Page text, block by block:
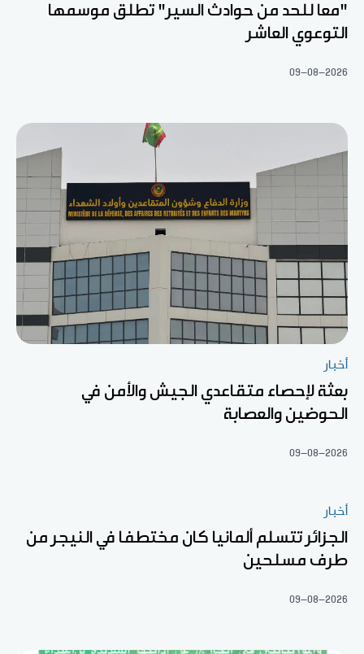
"معا للحد من حوادث السير" تطلق موسمها
التوعوي العاشر
09-08-2026
أخبار
بعثة لإحصاء متقاعدي الجيش والأمن في
الحوضين والعصابة
09-08-2026
أخبار
الجزائر تتسلم ألمانيا كان مختطفا في النيجر من
طرف مسلحين
09-08-2026